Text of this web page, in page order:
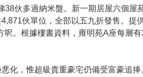
伙多過納米盤。新一期居屋六個屋
伙單位，全部以五九折發售。提
。根據樓書資料，雍明苑A座每層
化，惟超級貴重豪宅仍備受富豪追